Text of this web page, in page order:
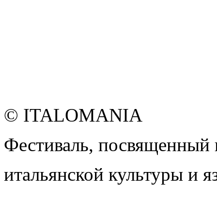
© ITALOMANIA
Фестиваль,
итальянской культуры и